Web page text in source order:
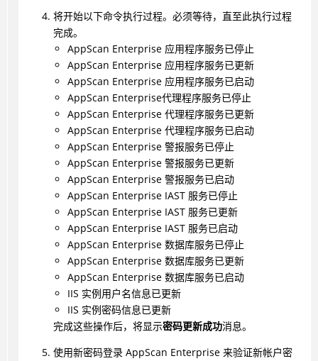
将开始以下命令执行过程。必须等待，直至此执行过程
完成。
AppScan Enterprise 应用程序服务已停止
AppScan Enterprise 应用程序服务已更新
AppScan Enterprise 应用程序服务已启动
AppScan Enterprise代理程序服务已停止
AppScan Enterprise 代理程序服务已更新
AppScan Enterprise 代理程序服务已启动
AppScan Enterprise 警报服务已停止
AppScan Enterprise 警报服务已更新
AppScan Enterprise 警报服务已启动
AppScan Enterprise IAST 服务已停止
AppScan Enterprise IAST 服务已更新
AppScan Enterprise IAST 服务已启动
AppScan Enterprise 数据库服务已停止
AppScan Enterprise 数据库服务已更新
AppScan Enterprise 数据库服务已启动
IIS 实例用户名信息已更新
IIS 实例密码信息已更新
完成这些操作后，将显示密码更新成功消息。
使用新密码登录 AppScan Enterprise 来验证新帐户密